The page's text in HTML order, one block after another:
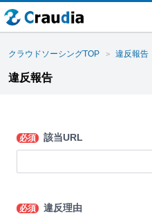
クラウドソーシングTOP 違反報告
違反報告
必須 該当URL
必須 違反理由